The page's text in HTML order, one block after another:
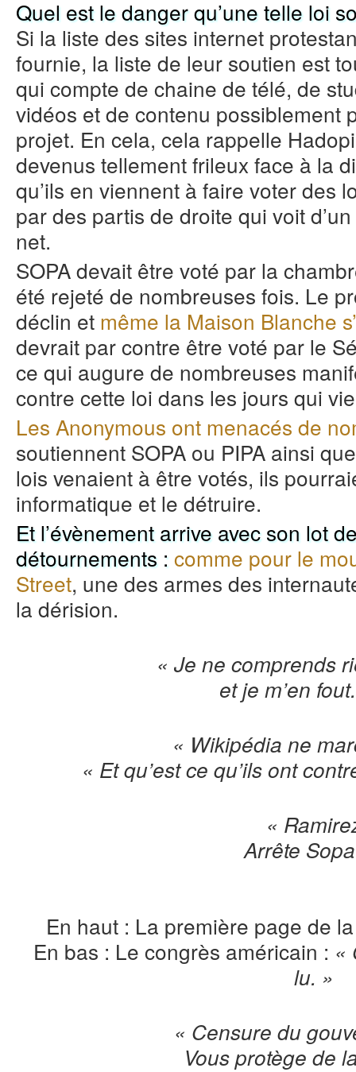
Quel est le danger qu’une telle loi
Si la liste des sites internet
fournie, la liste de leur soutien est
qui compte de chaine de télé, de
vidéos et de contenu possiblement
projet. En cela, cela rappelle
devenus tellement frileux face à la
qu’ils en viennent à faire voter des
par des partis de droite qui voit
net.
SOPA devait être voté par la
été rejeté de nombreuses fois. Le
déclin et même la Maison Blanche
devrait par contre être voté par le
ce qui augure de nombreuses
contre cette loi dans les jours qui
Les Anonymous ont menacés de
soutiennent SOPA ou PIPA ainsi
lois venaient à être votés, ils
informatique et le détruire.
Et l’évènement arrive avec son lot
détournements :comme pour le
Street, une des armes des
la dérision.
« Je ne comprends
et je m’en
« Wikipédia ne
« Et qu’est ce qu’ils ont
«
Arrête
En haut : La première page de
En bas : Le congrès américain : «
lu. »
« Censure du
Vous protège de